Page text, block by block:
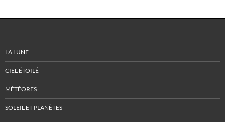
LA LUNE
CIEL ÉTOILÉ
MÉTÉORES
SOLEIL ET PLANÈTES